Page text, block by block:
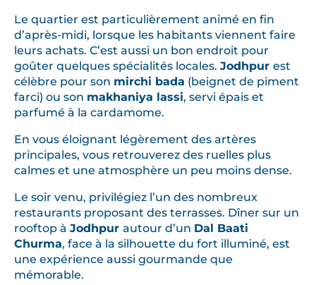
Le quartier est particulièrement animé en fin
d’après-midi, lorsque les habitants viennent faire
leurs achats. C’est aussi un bon endroit pour
goûter quelques spécialités locales. Jodhpur est
célèbre pour son mirchi bada (beignet de piment
farci) ou son makhaniya lassi, servi épais et
parfumé à la cardamome.
En vous éloignant légèrement des artères
principales, vous retrouverez des ruelles plus
calmes et une atmosphère un peu moins dense.
Le soir venu, privilégiez l’un des nombreux
restaurants proposant des terrasses. Dîner sur un
rooftop à Jodhpur autour d’un Dal Baati
Churma, face à la silhouette du fort illuminé, est
une expérience aussi gourmande que
mémorable.